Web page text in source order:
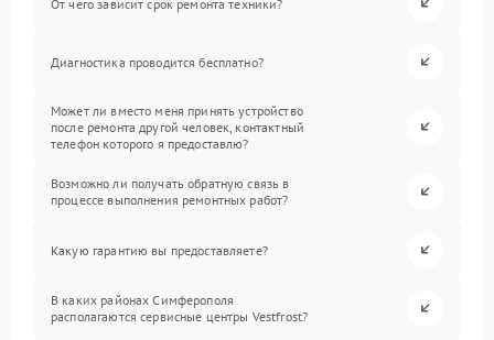
От чего зависит срок ремонта техники?
Диагностика проводится бесплатно?
Может ли вместо меня принять устройство
после ремонта другой человек, контактный
телефон которого я предоставлю?
Возможно ли получать обратную связь в
процессе выполнения ремонтных работ?
Какую гарантию вы предоставляете?
В каких районах Симферополя
располагаются сервисные центры Vestfrost?